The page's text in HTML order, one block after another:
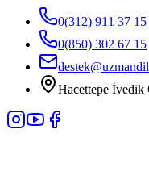
0(312) 911 37 15
0(850) 302 67 15
Hacettepe